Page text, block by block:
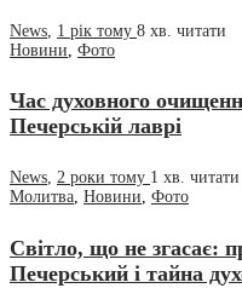
News 1 рік тому 8 хв. читати
Новини Фото
Час духовного
Печерській лаврі
News, 2 роки тому 1 хв. читати
Молитва, Новини, Фото
Світло, що не згасає:
Печерський і тайна